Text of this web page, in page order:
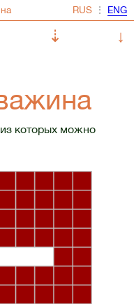
⋮
⇣
↓
которых можно